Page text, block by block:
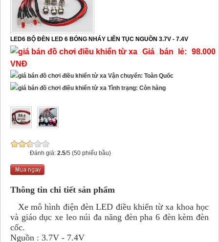
LED6 BỘ ĐÈN LED 6 BÓNG NHÁY LIÊN TỤC NGUỒN 3.7V - 7.4V
Giá bán lẻ: 98.000
VNĐ
Vận chuyển: Toàn Quốc
Tình trạng: Còn hàng
Đánh giá:2.5/5 (50 phiếu bầu)
Thông tin chi tiết sản phẩm
Xe mô hình điện đèn LED điều khiển từ xa khoa học
và giáo dục xe leo núi đa năng đèn pha 6 đèn kèm đèn
cốc.
Nguồn : 3.7V - 7.4V